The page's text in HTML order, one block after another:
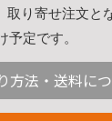
り寄せ注文と
予定です。
方法・送料に